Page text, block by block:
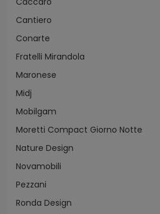
Cantiero
Conarte
Fratelli Mirandola
Maronese
Midj
Mobilgam
Moretti Compact Giorno Notte
Nature Design
Novamobili
Pezzani
Ronda Design